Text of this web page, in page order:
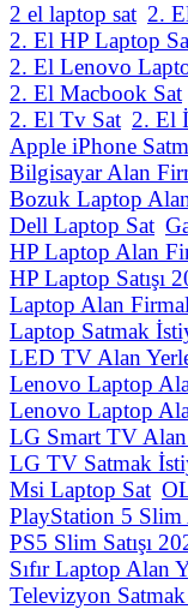
2 el laptop sat 2.
2. El HP Laptop
2. El Lenovo
2. El Macbook Sat
2. El Tv Sat 2. El
Apple iPhone
Bilgisayar Alan
Bozuk Laptop
Dell Laptop Sat
HP Laptop Alan
HP Laptop Satışı
Laptop Alan
Laptop Satmak
LED TV Alan
Lenovo Laptop
Lenovo Laptop
LG Smart TV
LG TV Satmak
Msi Laptop Sat
PlayStation 5
PS5 Slim Satışı
Sıfır Laptop Alan
Televizyon